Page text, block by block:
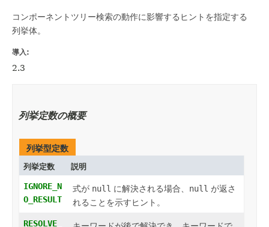
コンポーネントツリー検索の動作に影響するヒントを指定する
列挙体。
導入:
2.3
列挙定数の概要
列挙型定数
列挙定数 説明
IGNORE_N
O_RESULT
式が null に解決される場合、 null が返さ
れることを示すヒント。
RESOLVE_